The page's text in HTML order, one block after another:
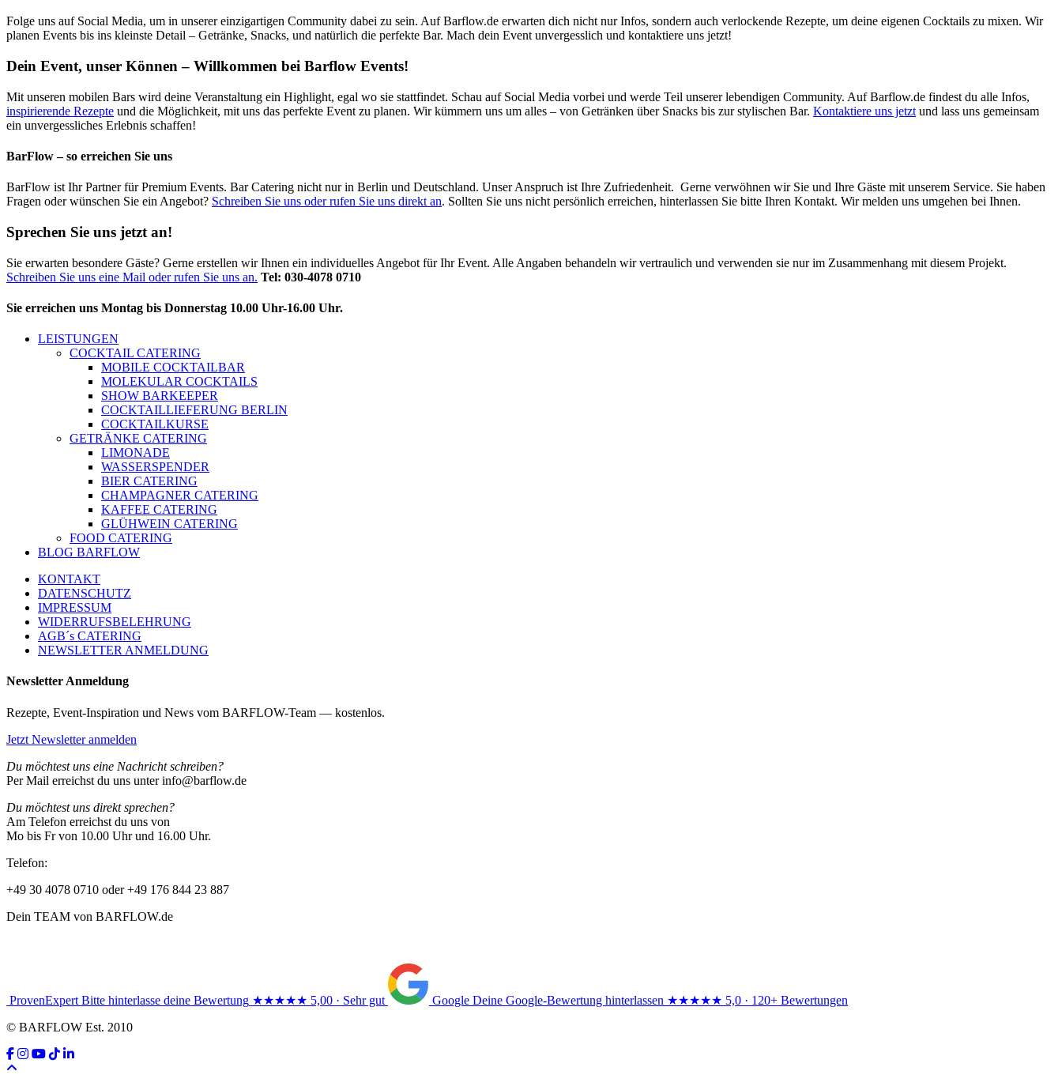
Folge uns auf Social Media, um in unserer einzigartigen Community dabei zu sein. Auf Barflow.de erwarten dich nicht nur Infos, sondern auch verlockende Rezepte, um deine eigenen Cocktails zu mixen. Wir
planen Events bis ins kleinste Detail – Getränke, Snacks, und natürlich die perfekte Bar. Mach dein Event unvergesslich und kontaktiere uns jetzt!
Dein Event, unser Können – Willkommen bei Barflow Events!
Mit unseren mobilen Bars wird deine Veranstaltung ein Highlight, egal wo sie stattfindet. Schau auf Social Media vorbei und werde Teil unserer lebendigen Community. Auf Barflow.de findest du alle Infos,
inspirierende Rezepte und die Möglichkeit, mit uns das perfekte Event zu planen. Wir kümmern uns um alles – von Getränken über Snacks bis zur stylischen Bar. Kontaktiere uns jetzt und lass uns gemeinsam
ein unvergessliches Erlebnis schaffen!
BarFlow – so erreichen Sie uns
BarFlow ist Ihr Partner für Premium Events. Bar Catering nicht nur in Berlin und Deutschland. Unser Anspruch ist Ihre Zufriedenheit. Gerne verwöhnen wir Sie und Ihre Gäste mit unserem Service. Sie haben
Fragen oder wünschen Sie ein Angebot? Schreiben Sie uns oder rufen Sie uns direkt an. Sollten Sie uns nicht persönlich erreichen, hinterlassen Sie bitte Ihren Kontakt. Wir melden uns umgehen bei Ihnen.
Sprechen Sie uns jetzt an!
Sie erwarten besondere Gäste? Gerne erstellen wir Ihnen ein individuelles Angebot für Ihr Event. Alle Angaben behandeln wir vertraulich und verwenden sie nur im Zusammenhang mit diesem Projekt.
Schreiben Sie uns eine Mail oder rufen Sie uns an. Tel: 030-4078 0710
Sie erreichen uns Montag bis Donnerstag 10.00 Uhr-16.00 Uhr.
LEISTUNGEN
COCKTAIL CATERING
MOBILE COCKTAILBAR
MOLEKULAR COCKTAILS
SHOW BARKEEPER
COCKTAILLIEFERUNG BERLIN
COCKTAILKURSE
GETRÄNKE CATERING
LIMONADE
WASSERSPENDER
BIER CATERING
CHAMPAGNER CATERING
KAFFEE CATERING
GLÜHWEIN CATERING
FOOD CATERING
BLOG BARFLOW
KONTAKT
DATENSCHUTZ
IMPRESSUM
WIDERRUFSBELEHRUNG
AGB´s CATERING
NEWSLETTER ANMELDUNG
Newsletter Anmeldung
Rezepte, Event-Inspiration und News vom BARFLOW-Team — kostenlos.
Jetzt Newsletter anmelden
Du möchtest uns eine Nachricht schreiben?
Per Mail erreichst du uns unter info@barflow.de
Du möchtest uns direkt sprechen?
Am Telefon erreichst du uns von
Mo bis Fr von 10.00 Uhr und 16.00 Uhr.
Telefon:
+49 30 4078 0710 oder +49 176 844 23 887
Dein TEAM von BARFLOW.de
ProvenExpert Bitte hinterlasse deine Bewertung ★★★★★ 5,00 · Sehr gut Google Deine Google-Bewertung hinterlassen ★★★★★ 5,0 · 120+ Bewertungen
© BARFLOW Est. 2010